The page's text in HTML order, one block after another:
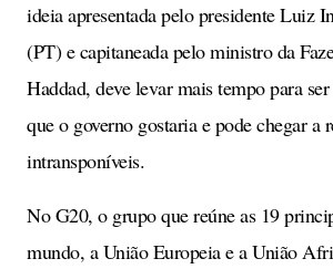
ideia apresentada pelo presidente Luiz
(PT) e capitaneada pelo ministro da
Haddad, deve levar mais tempo para
que o governo gostaria e pode chegar a
intransponíveis.
No G20, o grupo que reúne as 19
mundo, a União Europeia e a União